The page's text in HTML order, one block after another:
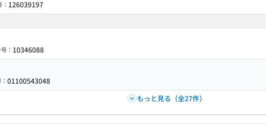
126039197
： 10346088
01100543048
もっと見る（全27件）